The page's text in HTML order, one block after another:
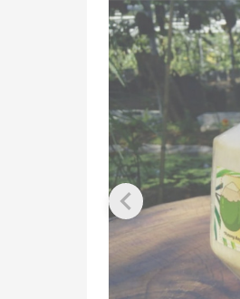
keyboard_arrow_left